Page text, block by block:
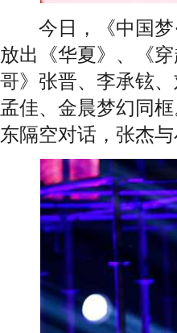
今日，《中国梦·
放出《华夏》、《
哥》张晋、李承铉
孟佳、金晨梦幻同
东隔空对话，张杰